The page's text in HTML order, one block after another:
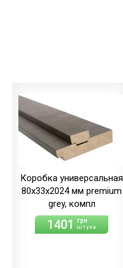
Коробка универсальная
80х33х2024 мм premium
grey, компл
1401 грн
штука